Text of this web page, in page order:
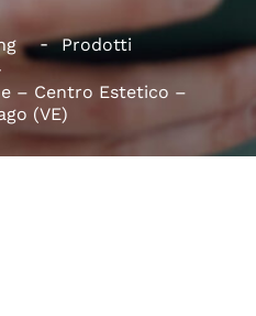
Prodotti
– Centro Estetico –
(VE)